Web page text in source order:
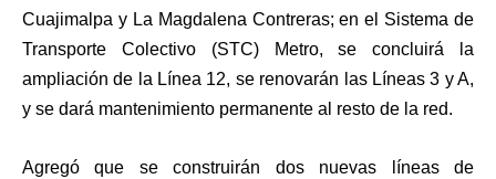
Cuajimalpa y La Magdalena Contreras; en el Sistema de
Transporte Colectivo (STC) Metro, se concluirá la
ampliación de la Línea 12, se renovarán las Líneas 3 y A,
y se dará mantenimiento permanente al resto de la red.
Agregó que se construirán dos nuevas líneas de